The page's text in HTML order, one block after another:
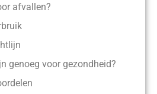
afvallen?
genoeg voor gezondheid?